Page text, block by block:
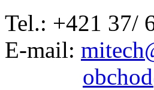
Tel.: +421 37/
E-mail: